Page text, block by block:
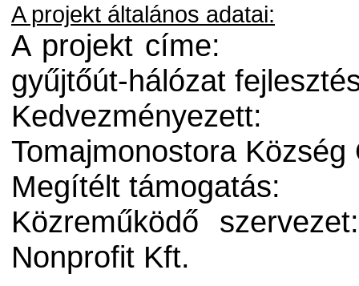
A projekt általános adatai:
A projekt címe:
gyűjtőút-hálózat
Kedvezményezett:
Tomajmonostora
Megítélt támogatás:
Közreműködő szervezet:
Nonprofit Kft.